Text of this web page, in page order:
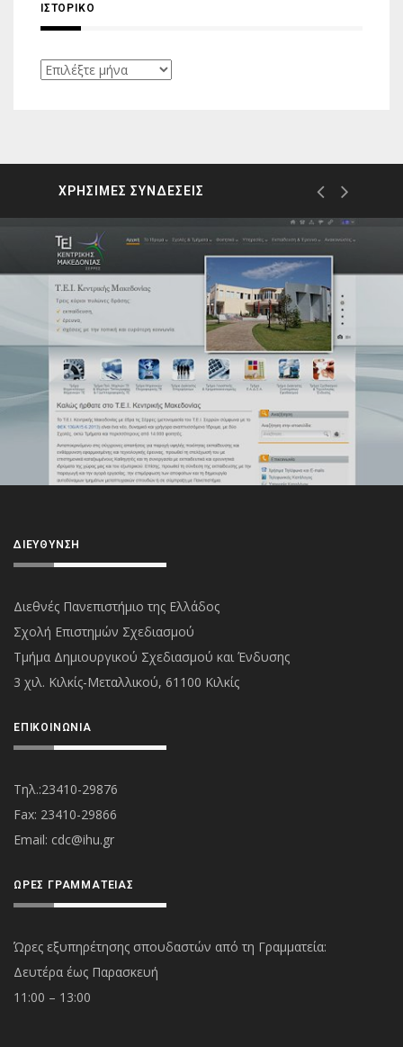
ΙΣΤΟΡΙΚΌ
Ιστορικό
ΧΡΗΣΙΜΕΣ ΣΥΝΔΕΣΕΙΣ
ΔΙΕΎΘΥΝΣΗ
Διεθνές Πανεπιστήμιο της Ελλάδος
Σχολή Επιστημών Σχεδιασμού
Τμήμα Δημιουργικού Σχεδιασμού και Ένδυσης
3 χιλ. Κιλκίς-Μεταλλικού, 61100 Κιλκίς
ΕΠΙΚΟΙΝΩΝΊΑ
Τηλ.:23410-29876
Fax: 23410-29866
Εmail: cdc@ihu.gr
ΏΡΕΣ ΓΡΑΜΜΑΤΕΊΑΣ
Ώρες εξυπηρέτησης σπουδαστών από τη Γραμματεία:
Δευτέρα έως Παρασκευή
11:00 – 13:00